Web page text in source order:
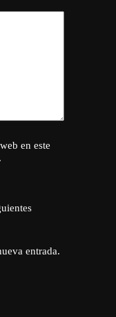
en este
entrada.